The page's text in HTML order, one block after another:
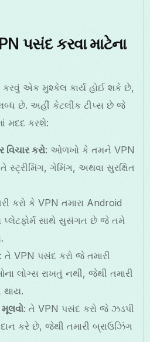
પસંદ કરવા માટેના
કરવું એક મુશ્કેલ કાર્ય હોઈ શકે છે,
છે. અહીં કેટલીક ટીપ્સ છે જે
મદદ કરશે:
વિચાર કરો: ઓળખો કે તમને VPN
ગેમિંગ, અથવા સુરક્ષિત
કરો કે VPN તમારા Android
સાથે સુસંગત છે જે તમે
: તે VPN પસંદ કરો જે તમારી
લોગ્સ રાખતું નથી, જેથી તમારી
થાય.
મૂલવો: તે VPN પસંદ કરો જે ઝડપી
કરે છે, જેથી તમારી બ્રાઉઝિંગ